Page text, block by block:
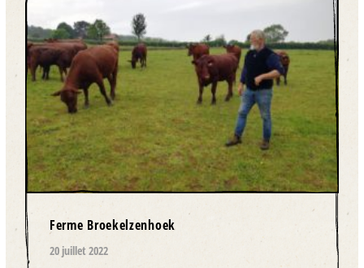
Ferme Broekelzenhoek
20 juillet 2022